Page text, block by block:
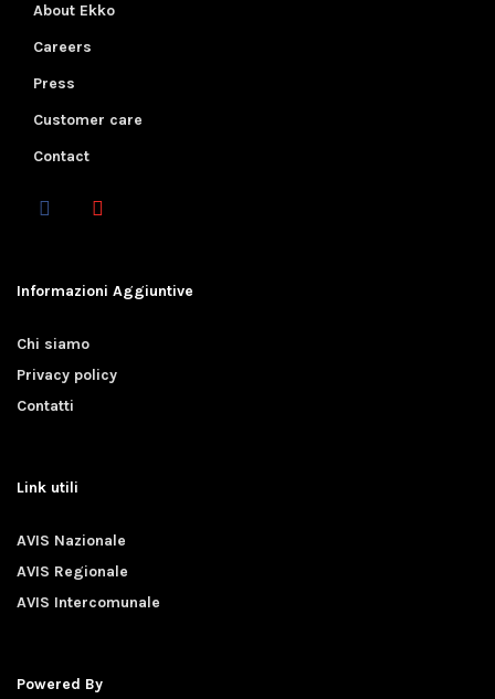
About Ekko
Careers
Press
Customer care
Contact
Informazioni Aggiuntive
Chi siamo
Privacy policy
Contatti
Link utili
AVIS Nazionale
AVIS Regionale
AVIS Intercomunale
Powered By